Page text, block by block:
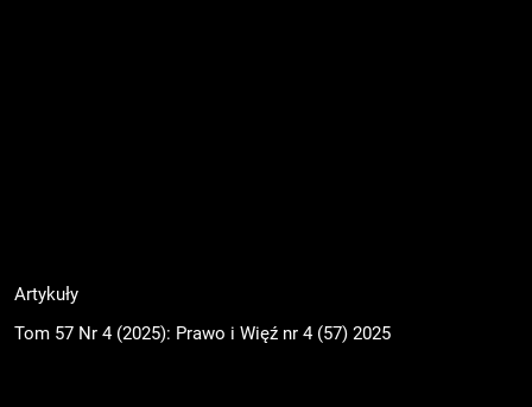
Artykuły
Tom 57 Nr 4 (2025): Prawo i Więź nr 4 (57) 2025